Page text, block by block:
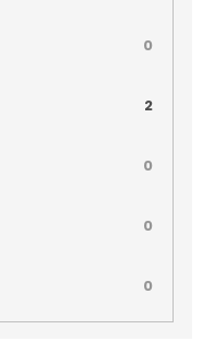
0
2
0
0
0